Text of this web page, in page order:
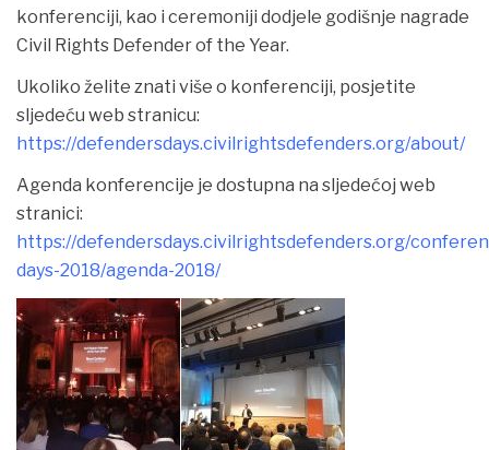
konferenciji, kao i ceremoniji dodjele godišnje nagrade
Civil Rights Defender of the Year.
Ukoliko želite znati više o konferenciji, posjetite
sljedeću web stranicu:
https://defendersdays.civilrightsdefenders.org/about/
Agenda konferencije je dostupna na sljedećoj web
stranici:
https://defendersdays.civilrightsdefenders.org/
days-2018/agenda-2018/